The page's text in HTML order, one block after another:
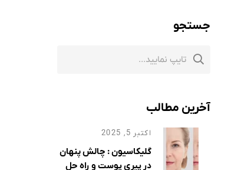
جستجو
آخرین مطالب
اکتبر 5, 2025
گلیکاسیون : چالش پنهان
در پیری پوست و راه حل